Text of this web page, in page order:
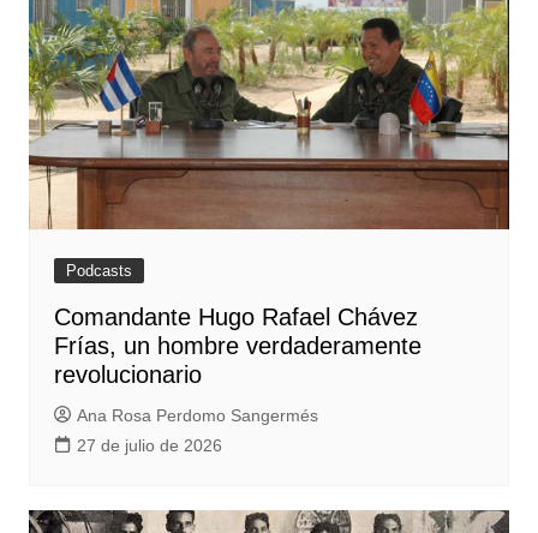
Podcasts
Comandante Hugo Rafael Chávez
Frías, un hombre verdaderamente
revolucionario
Ana Rosa Perdomo Sangermés
27 de julio de 2026